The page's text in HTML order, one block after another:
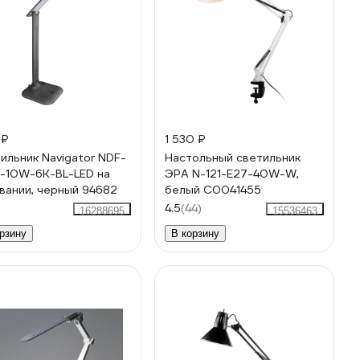
Navigator NDF-
10W-6K-BL-LED на
черный 94682
16288695
1 530 ₽
Настольный светильник
ЭРА N-121-E27-40W-W,
белый C0041455
4.5(44)
15536463
В корзину